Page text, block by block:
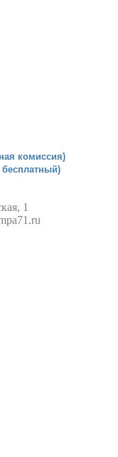
комиссия)
бесплатный)
1